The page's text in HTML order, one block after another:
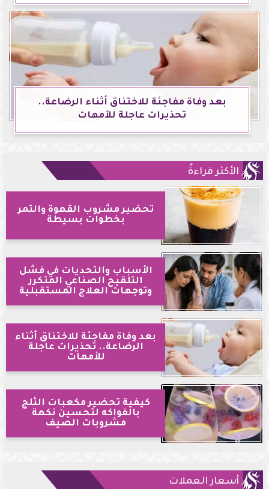
بعد وفاة مفاجئة للاختناق أثناء الرضاعة..
تحذيرات عاجلة للأمهات
الأكثر قراءةً
تحضير مشروب القهوة والتمر
بخطوات بسيطة
الأسباب والتحديات في فشل
التلقيح الصناعي المتكرر
وتوجهات العلاج المستقبلية
بعد وفاة مفاجئة للاختناق أثناء
الرضاعة.. تحذيرات عاجلة
للأمهات
كيفية تحضير مكعبات الثلج
بالفواكه لتحسين نكهة
مشروبات الصيف
أسعار العملات